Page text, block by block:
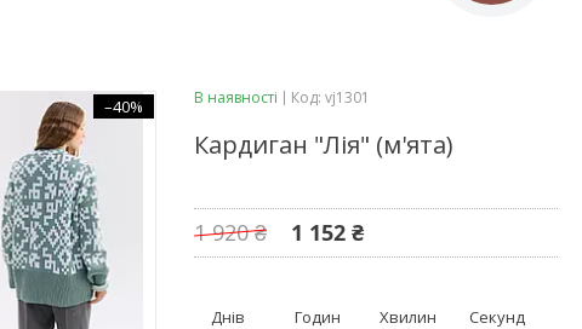
–40% В наявності Код: vj1301
Кардиган "Лія" (м'ята)
1 920 ₴ 1 152 ₴
Днів Годин Хвилин Секунд